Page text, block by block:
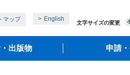
マップ English
文字サイズの変更
出版物 申請